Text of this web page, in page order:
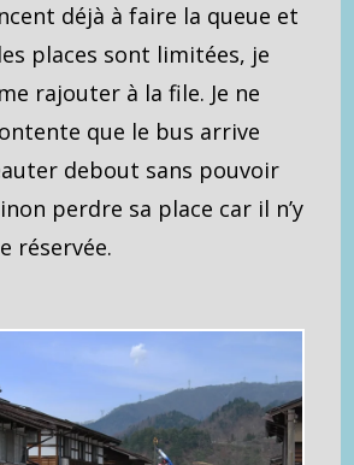
déjà à faire la queue et
places sont limitées, je
rajouter à la file. Je ne
que le bus arrive
debout sans pouvoir
perdre sa place car il n’y
réservée.